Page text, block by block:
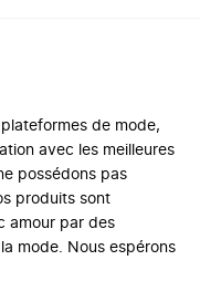
de mode,
avec les meilleures
possédons pas
produits sont
amour par des
mode. Nous espérons